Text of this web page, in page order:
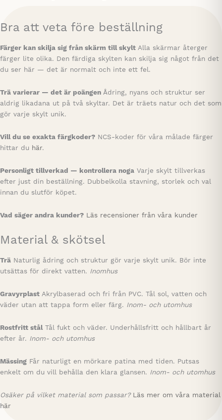
Bra att veta före beställning
Färger kan skilja sig från skärm till skylt Alla skärmar återger
färger lite olika. Den färdiga skylten kan skilja sig något från det
du ser här — det är normalt och inte ett fel.
Trä varierar — det är poängen Ådring, nyans och struktur ser
aldrig likadana ut på två skyltar. Det är träets natur och det som
gör varje skylt unik.
Vill du se exakta färgkoder? NCS-koder för våra målade färger
hittar du här.
Personligt tillverkad — kontrollera noga Varje skylt tillverkas
efter just din beställning. Dubbelkolla stavning, storlek och val
innan du slutför köpet.
Vad säger andra kunder? Läs recensioner från våra kunder
Material & skötsel
Trä Naturlig ådring och struktur gör varje skylt unik. Bör inte
utsättas för direkt vatten. Inomhus
Gravyrplast Akrylbaserad och fri från PVC. Tål sol, vatten och
väder utan att tappa form eller färg. Inom- och utomhus
Rostfritt stålTål fukt och väder. Underhållsfritt och hållbart år
efter år. Inom- och utomhus
Mässing Får naturligt en mörkare patina med tiden. Putsas
enkelt om du vill behålla den klara glansen. Inom- och utomhus
Osäker på vilket material som passar? Läs mer om våra material
här